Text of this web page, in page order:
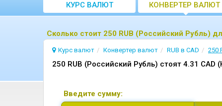
КУРС ВАЛЮТ КОНВЕРТЕР ВАЛЮТ
Сколько стоит 250 RUB (Российский Рубль)
Курс валют Конвертер валют RUB в CAD 250
250 RUB (Российский Рубль) стоят 4.31 CAD
Введите сумму: